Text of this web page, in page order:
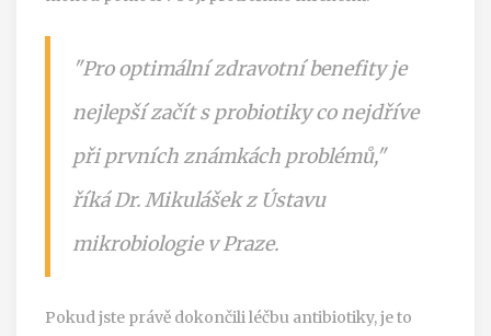
"Pro optimální zdravotní benefity je
nejlepší začít s probiotiky co nejdříve
při prvních známkách problémů,"
říká Dr. Mikulášek z Ústavu
mikrobiologie v Praze.
Pokud jste právě dokončili léčbu antibiotiky, je to